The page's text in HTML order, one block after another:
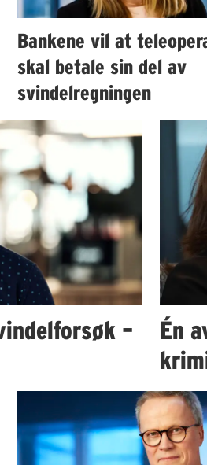
Bankene vil at
skal betale sin del av
svindelregningen
–
Én